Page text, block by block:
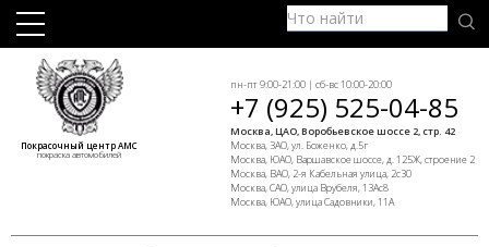
Покрасочный центр АМС
покраска автомобилей
пн-пт 9:00-21:00 | сб-вс 10:00-20:00
+7 (925) 525-04-85
Москва, ЦАО, Воробьевское шоссе 2, стр. 42
Москва, ЗАО, ул. Боженко, д.5г
Москва, ЮАО, Варшавское шоссе, д. 125Ж, строение 2
Москва, ВАО, 2-я Кабельная улица, 2с30
Москва, САО, улица Врубеля, 13Ас8
Москва, ЮАО, улица Садовники, 11А